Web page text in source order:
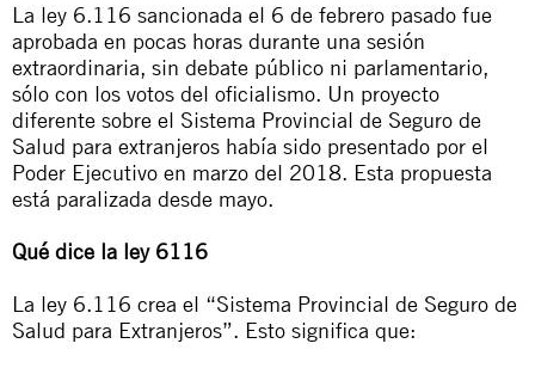
La ley 6.116 sancionada el 6 de febrero pasado fue
aprobada en pocas horas durante una sesión
extraordinaria, sin debate público ni parlamentario,
sólo con los votos del oficialismo. Un proyecto
diferente sobre el Sistema Provincial de Seguro de
Salud para extranjeros había sido presentado por el
Poder Ejecutivo en marzo del 2018. Esta propuesta
está paralizada desde mayo.
Qué dice la ley 6116
La ley 6.116 crea el “Sistema Provincial de Seguro de
Salud para Extranjeros”. Esto significa que: